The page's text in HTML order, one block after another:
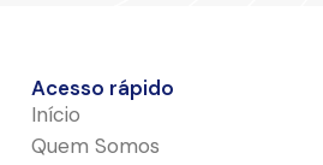
Acesso rápido
Início
Quem Somos